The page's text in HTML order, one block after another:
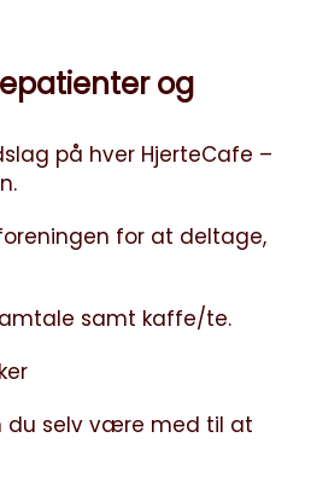
og
på hver HjerteCafe –
for at deltage,
samt kaffe/te.
du selv være med til at